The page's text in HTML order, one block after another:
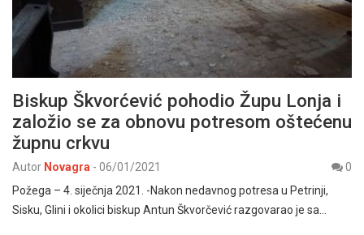
Biskup Škvorćević pohodio Župu Lonja i
založio se za obnovu potresom oštećenu
župnu crkvu
Autor Novagra - 06/01/2021
0
Požega – 4. siječnja 2021. -Nakon nedavnog potresa u Petrinji,
Sisku, Glini i okolici biskup Antun Škvorčević razgovarao je sa…